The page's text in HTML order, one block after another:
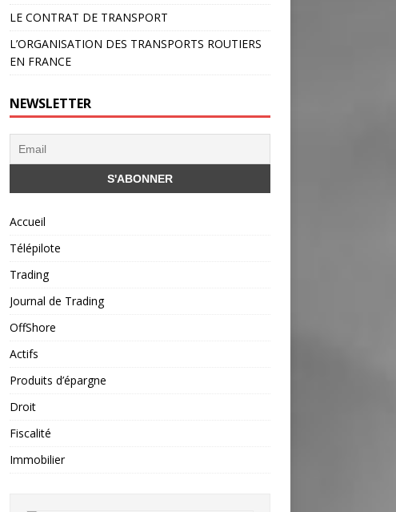
LE CONTRAT DE TRANSPORT
L’ORGANISATION DES TRANSPORTS ROUTIERS
EN FRANCE
NEWSLETTER
Accueil
Télépilote
Trading
Journal de Trading
OffShore
Actifs
Produits d’épargne
Droit
Fiscalité
Immobilier